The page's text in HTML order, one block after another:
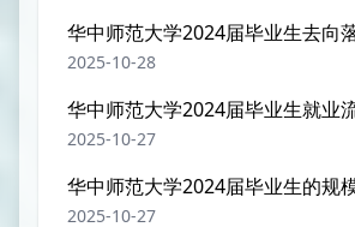
华中师范大学2024届毕业生去向
2025-10-28
华中师范大学2024届毕业生就业
2025-10-27
华中师范大学2024届毕业生的规
2025-10-27